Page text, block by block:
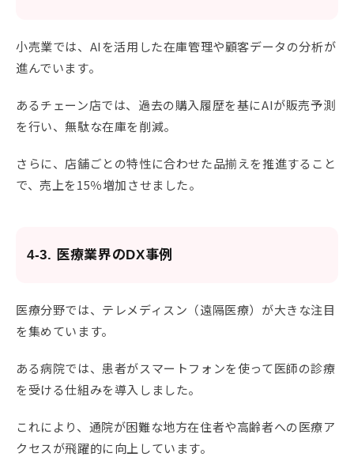
小売業では、AIを活用した在庫管理や顧客データの分析が
進んでいます。
あるチェーン店では、過去の購入履歴を基にAIが販売予測
を行い、無駄な在庫を削減。
さらに、店舗ごとの特性に合わせた品揃えを推進すること
で、売上を15％増加させました。
4-3. 医療業界のDX事例
医療分野では、テレメディスン（遠隔医療）が大きな注目
を集めています。
ある病院では、患者がスマートフォンを使って医師の診療
を受ける仕組みを導入しました。
これにより、通院が困難な地方在住者や高齢者への医療ア
クセスが飛躍的に向上しています。